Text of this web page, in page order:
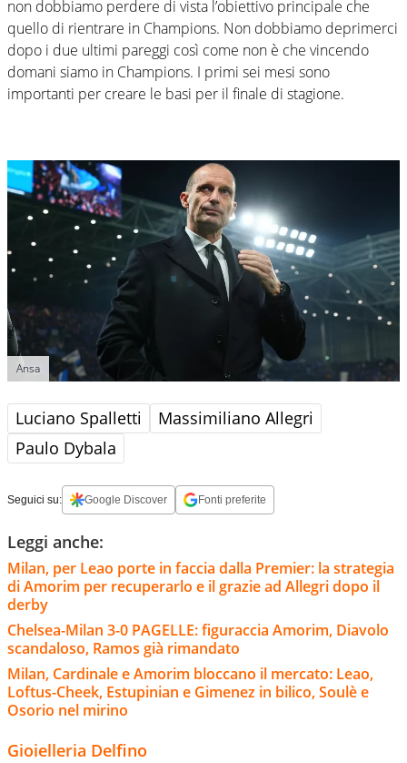
non dobbiamo perdere di vista l’obiettivo principale che
quello di rientrare in Champions. Non dobbiamo deprimerci
dopo i due ultimi pareggi così come non è che vincendo
domani siamo in Champions. I primi sei mesi sono
importanti per creare le basi per il finale di stagione.
Ansa
Luciano Spalletti
Massimiliano Allegri
Paulo Dybala
Seguici su: Google Discover Fonti preferite
Leggi anche:
Milan, per Leao porte in faccia dalla Premier: la strategia
di Amorim per recuperarlo e il grazie ad Allegri dopo il
derby
Chelsea-Milan 3-0 PAGELLE: figuraccia Amorim, Diavolo
scandaloso, Ramos già rimandato
Milan, Cardinale e Amorim bloccano il mercato: Leao,
Loftus-Cheek, Estupinian e Gimenez in bilico, Soulè e
Osorio nel mirino
Gioielleria Delfino